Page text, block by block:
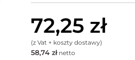
72,25 zł
(z Vat + koszty dostawy)
58,74 złnetto